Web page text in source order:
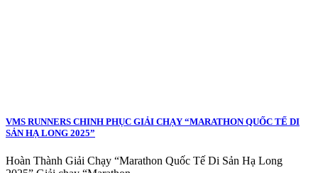
VMS RUNNERS CHINH PHỤC GIẢI CHẠY “MARATHON QUỐC TẾ DI
SẢN HẠ LONG 2025”
Hoàn Thành Giải Chạy “Marathon Quốc Tế Di Sản Hạ Long